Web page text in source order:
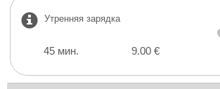
Утренняя зарядка
45 мин. 9.00 €